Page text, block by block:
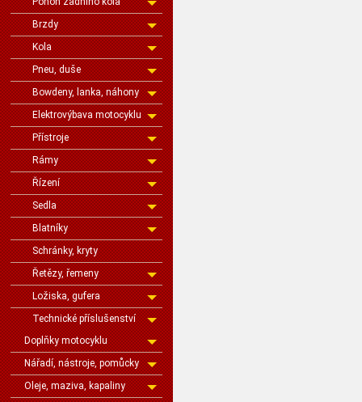
Brzdy
Kola
Pneu, duše
Bowdeny, lanka, náhony
Elektrovýbava motocyklu
Přístroje
Rámy
Řízení
Sedla
Blatníky
Schránky, kryty
Řetězy, řemeny
Ložiska, gufera
Technické příslušenství
Doplňky motocyklu
Nářadí, nástroje, pomůcky
Oleje, maziva, kapaliny